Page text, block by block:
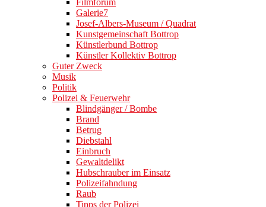
Filmforum
Galerie7
Josef-Albers-Museum / Quadrat
Kunstgemeinschaft Bottrop
Künstlerbund Bottrop
Künstler Kollektiv Bottrop
Guter Zweck
Musik
Politik
Polizei & Feuerwehr
Blindgänger / Bombe
Brand
Betrug
Diebstahl
Einbruch
Gewaltdelikt
Hubschrauber im Einsatz
Polizeifahndung
Raub
Tipps der Polizei